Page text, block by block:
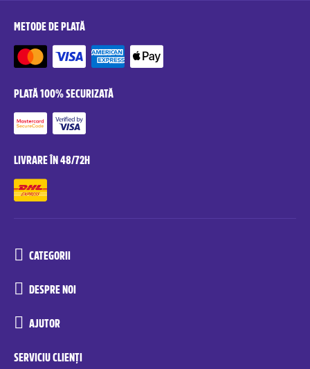
METODE DE PLATĂ
PLATĂ 100% SECURIZATĂ
LIVRARE ÎN 48/72H
CATEGORII
DESPRE NOI
AJUTOR
SERVICIU CLIENȚI